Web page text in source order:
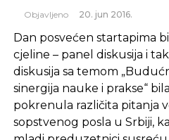
Objavljeno 20. jun 2016.
Dan posvećen startapima
cjeline – panel diskusija i
diskusija sa temom
sinergija nauke i prakse“
pokrenula različita pitanja
sopstvenog posla u Srbiji,